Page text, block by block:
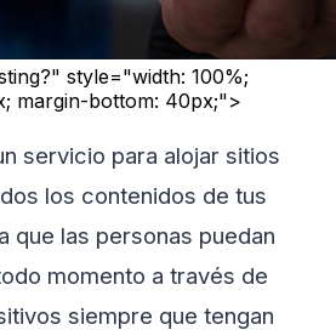
style="width: 100%;
margin-bottom: 40px;">
servicio para alojar sitios
los contenidos de tus
que las personas puedan
momento a través de
siempre que tengan